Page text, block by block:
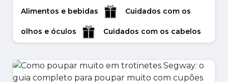
Saúde e Beleza
Serviço on-line
primavera Liquidação de verão
Alimentos e bebidas Cuidados com os
olhos e óculos Cuidados com os cabelos
formação e recrutamento Eletrónica e